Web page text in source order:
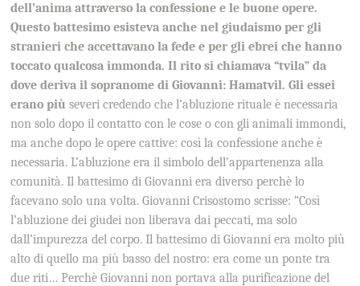
dell’anima attraverso la confessione e le buone opere.
Questo battesimo esisteva anche nel giudaismo per gli
stranieri che accettavano la fede e per gli ebrei che hanno
toccato qualcosa immonda. Il rito si chiamava “tvila” da
dove deriva il sopranome di Giovanni: Hamatvil. Gli essei
erano più severi credendo che l’abluzione rituale è necessaria
non solo dopo il contatto con le cose o con gli animali immondi,
ma anche dopo le opere cattive: così la confessione anche è
necessaria. L’abluzione era il simbolo dell’appartenenza alla
comunità. Il battesimo di Giovanni era diverso perchè lo
facevano solo una volta. Giovanni Crisostomo scrisse: “Così
l’abluzione dei giudei non liberava dai peccati, ma solo
dall’impurezza del corpo. Il battesimo di Giovanni era molto più
alto di quello ma più basso del nostro: era come un ponte tra
due riti… Perchè Giovanni non portava alla purificazione del